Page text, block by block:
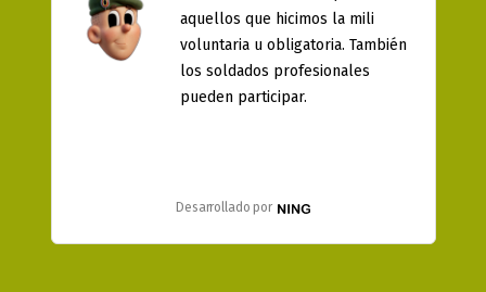
aquellos que hicimos la mili
voluntaria u obligatoria. También
los soldados profesionales
pueden participar.
Desarrollado por